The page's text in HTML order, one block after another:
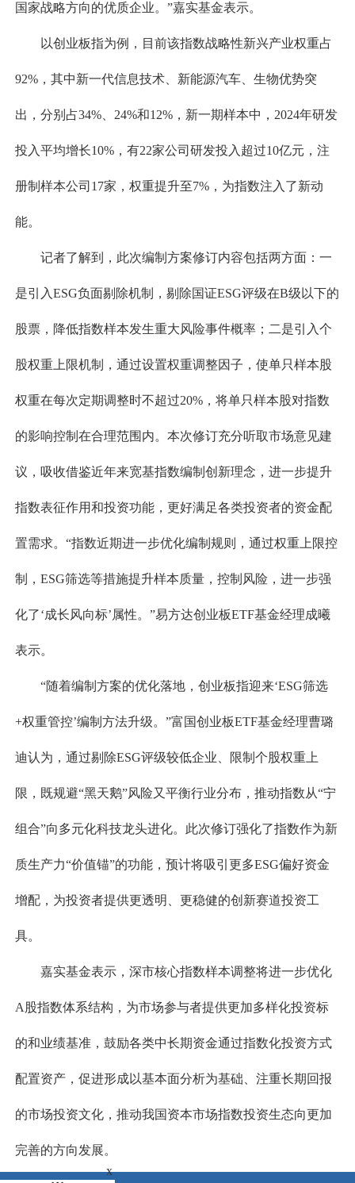
国家战略方向的优质企业。”嘉实基金表示。
以创业板指为例，目前该指数战略性新兴产业权重占
92%，其中新一代信息技术、新能源汽车、生物优势突
出，分别占34%、24%和12%，新一期样本中，2024年研发
投入平均增长10%，有22家公司研发投入超过10亿元，注
册制样本公司17家，权重提升至7%，为指数注入了新动
能。
记者了解到，此次编制方案修订内容包括两方面：一
是引入ESG负面剔除机制，剔除国证ESG评级在B级以下的
股票，降低指数样本发生重大风险事件概率；二是引入个
股权重上限机制，通过设置权重调整因子，使单只样本股
权重在每次定期调整时不超过20%，将单只样本股对指数
的影响控制在合理范围内。本次修订充分听取市场意见建
议，吸收借鉴近年来宽基指数编制创新理念，进一步提升
指数表征作用和投资功能，更好满足各类投资者的资金配
置需求。“指数近期进一步优化编制规则，通过权重上限控
制，ESG筛选等措施提升样本质量，控制风险，进一步强
化了‘成长风向标’属性。”易方达创业板ETF基金经理成曦
表示。
“随着编制方案的优化落地，创业板指迎来‘ESG筛选
+权重管控’编制方法升级。”富国创业板ETF基金经理曹璐
迪认为，通过剔除ESG评级较低企业、限制个股权重上
限，既规避“黑天鹅”风险又平衡行业分布，推动指数从“宁
组合”向多元化科技龙头进化。此次修订强化了指数作为新
质生产力“价值锚”的功能，预计将吸引更多ESG偏好资金
增配，为投资者提供更透明、更稳健的创新赛道投资工
具。
嘉实基金表示，深市核心指数样本调整将进一步优化
A股指数体系结构，为市场参与者提供更加多样化投资标
的和业绩基准，鼓励各类中长期资金通过指数化投资方式
配置资产，促进形成以基本面分析为基础、注重长期回报
的市场投资文化，推动我国资本市场指数投资生态向更加
完善的方向发展。
x